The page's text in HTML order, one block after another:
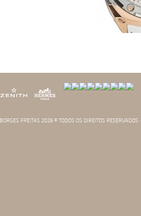
FREITAS 2026 © TODOS OS DIREITOS RESERVADOS ·